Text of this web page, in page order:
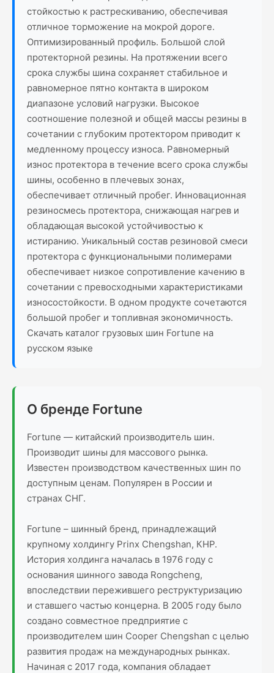
стойкостью к растрескиванию, обеспечивая
отличное торможение на мокрой дороге.
Оптимизированный профиль. Большой слой
протекторной резины. На протяжении всего
срока службы шина сохраняет стабильное и
равномерное пятно контакта в широком
диапазоне условий нагрузки. Высокое
соотношение полезной и общей массы резины в
сочетании с глубоким протектором приводит к
медленному процессу износа. Равномерный
износ протектора в течение всего срока службы
шины, особенно в плечевых зонах,
обеспечивает отличный пробег. Инновационная
резиносмесь протектора, снижающая нагрев и
обладающая высокой устойчивостью к
истиранию. Уникальный состав резиновой смеси
протектора с функциональными полимерами
обеспечивает низкое сопротивление качению в
сочетании с превосходными характеристиками
износостойкости. В одном продукте сочетаются
большой пробег и топливная экономичность.
Скачать каталог грузовых шин Fortune на
русском языке
О бренде Fortune
Fortune — китайский производитель шин.
Производит шины для массового рынка.
Известен производством качественных шин по
доступным ценам. Популярен в России и
странах СНГ.
Fortune – шинный бренд, принадлежащий
крупному холдингу Prinx Chengshan, КНР.
История холдинга началась в 1976 году с
основания шинного завода Rongcheng,
впоследствии пережившего реструктуризацию
и ставшего частью концерна. В 2005 году было
создано совместное предприятие с
производителем шин Cooper Chengshan с целью
развития продаж на международных рынках.
Начиная с 2017 года, компания обладает